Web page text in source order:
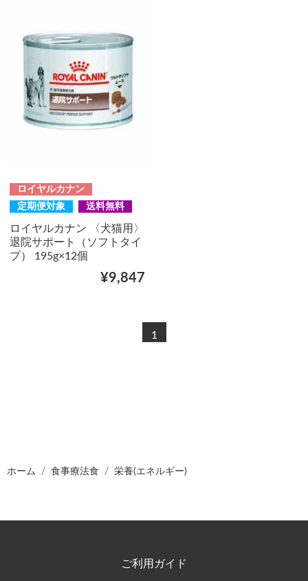
ロイヤルカナン
定期便対象
送料無料
ロイヤルカナン 〈犬猫用〉
退院サポート（ソフトタイ
プ） 195g×12個
¥9,847
1
ホーム 食事療法食 栄養(エネルギー)
ご利用ガイド